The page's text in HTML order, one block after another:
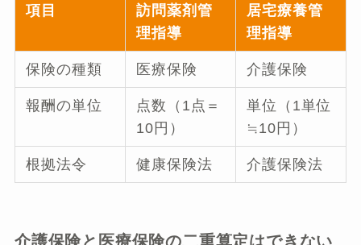
項目
訪問薬剤管
理指導
居宅療養管
理指導
保険の種類 医療保険 介護保険
報酬の単位
点数（1点＝
10円）
単位（1単位
≒10円）
根拠法令 健康保険法 介護保険法
介護保険と医療保険の二重算定はできない